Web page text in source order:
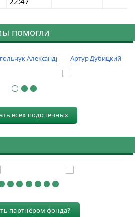
помогли
Александр Артур Дубицкий
всех подопечных
партнёром фонда?